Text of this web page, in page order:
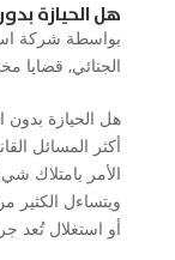
هل الحيازة
بواسطة شركة
الجنائي, قضايا
هل الحيازة
أكثر المسائل
الأمر بامتلاك
ويتساءل الكثير
أو استغلال تُعد